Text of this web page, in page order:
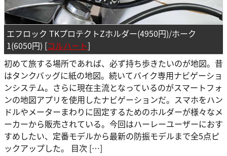
エフロック TKプロテクトZホルダー(4950円)/ホーク
1(6050円) [コルハート]
初めて旅する場所であれば、必ず持ち歩きたいのが地図。昔
はタンクバッグに紙の地図。続いてバイク専用ナビゲーショ
ンシステム。さらに現在主流となっているのがスマートフォ
ンの地図アプリを使用したナビゲーションだ。スマホをハン
ドルやメーターまわりに固定するためのホルダーが様々なメ
ーカーから販売されている。今回はハーレーユーザーにおす
すめしたい、定番モデルから最新の防振モデルまで全5点ピ
ックアップした。 目次 […]